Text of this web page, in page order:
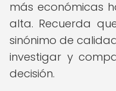
más económicas
alta. Recuerda
sinónimo de
investigar y
decisión.